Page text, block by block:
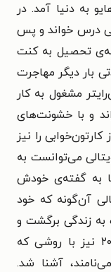
اوهایو به دنیا آمد. در
درس خواند و پس
تحصیل به کنت
بار دیگر مهاجرت
مشغول به کار
و با خشونت‌های
را نیز
می‌توانست به
به گفته‌ی خودش
آن‌گونه که خود
به زندگی برگشت و
مسیر سعادت را پیدا کرد. او سال ۲۰۰۴ نیز با روشی که
آشنا شد.